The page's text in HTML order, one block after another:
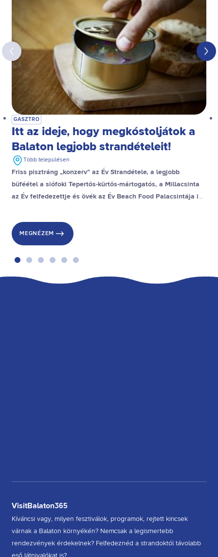
GASZTRO
Itt az ideje, hogy megkóstoljátok a
Balaton legjobb strandételeit!
Több településen
Friss pisztráng „konzerv” az Év Strandétele, a legjobb
büféétel a siófoki Tepertős-kürtős-mártogatós, a Millacsinta
az Év felfedezettje és övék az Év Beach Food Palacsintája is,
MEGNÉZEM
VisitBalaton365
Kíváncsi vagy, milyen fesztiválok, programok, rejtett kincsek
várnak a Balaton környékén? Nemcsak a legismertebb
rendezvények érdekelnek? Felfedeznéd a strandoktól távolabb